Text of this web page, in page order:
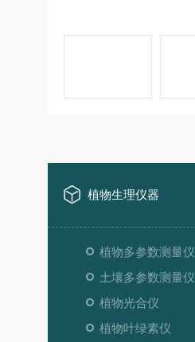
植物生理仪器
植物多参数测量仪
土壤多参数测量仪
植物光合仪
植物叶绿素仪